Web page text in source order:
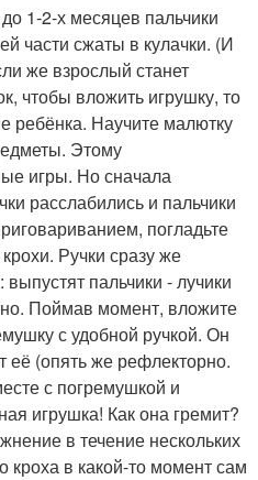
1-2-х месяцев пальчики
части сжаты в кулачки. (И
же взрослый станет
чтобы вложить игрушку, то
ребёнка. Научите малютку
Этому
игры. Но сначала
расслабились и пальчики
погладьте
Ручки сразу же
пальчики - лучики
Поймав момент, вложите
с удобной ручкой. Он
её (опять же рефлекторно.
с погремушкой и
игрушка! Как она гремит?
в течение нескольких
кроха в какой-то момент сам